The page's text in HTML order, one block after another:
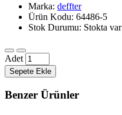
Marka: deffter
Ürün Kodu: 64486-5
Stok Durumu: Stokta var
Adet
Sepete Ekle
Benzer Ürünler